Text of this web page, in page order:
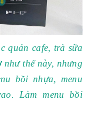
quán cafe, trà sữa
thế này, nhưng
bồi nhựa, menu
Làm menu bồi